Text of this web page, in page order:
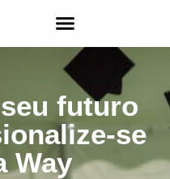
futuro
se
Way